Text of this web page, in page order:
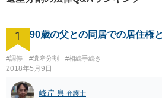
1 90歳の父との同居での居住権
#調停 #遺産分割 #相続手続き
2018年5月9日
峰岸 泉 弁護士